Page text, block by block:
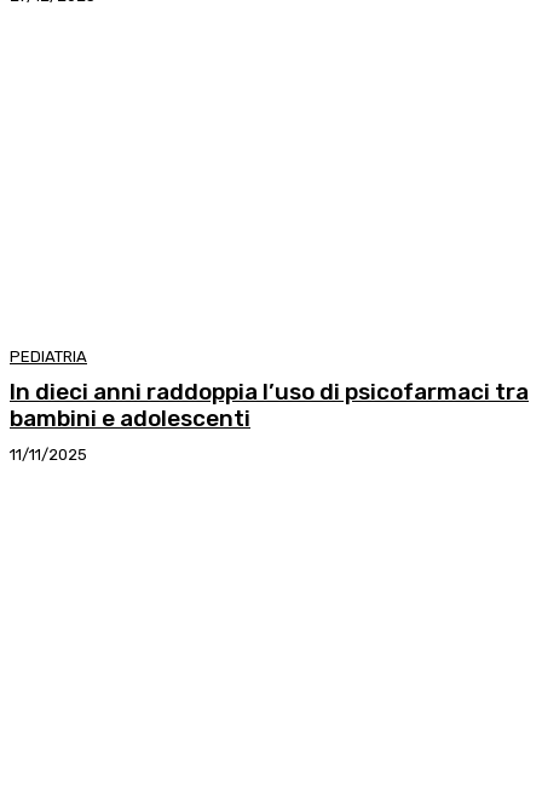
PEDIATRIA
In dieci anni raddoppia l’uso di psicofarmaci tra
bambini e adolescenti
11/11/2025